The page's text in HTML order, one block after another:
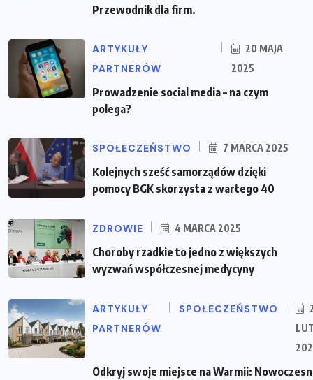
Przewodnik dla firm.
ARTYKUŁY
PARTNERÓW
20 MAJA
2025
Prowadzenie social media – na czym
polega?
SPOŁECZEŃSTWO 7 MARCA 2025
Kolejnych sześć samorządów dzięki
pomocy BGK skorzysta z wartego 40
ZDROWIE 4 MARCA 2025
Choroby rzadkie to jedno z większych
wyzwań współczesnej medycyny
ARTYKUŁY
PARTNERÓW
SPOŁECZEŃSTWO
Odkryj swoje miejsce na Warmii: